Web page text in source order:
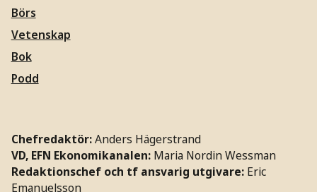
Börs
Vetenskap
Bok
Podd
Chefredaktör:Anders Hägerstrand
VD, EFN Ekonomikanalen: Maria Nordin Wessman
Redaktionschef och tf ansvarig utgivare: Eric
Emanuelsson